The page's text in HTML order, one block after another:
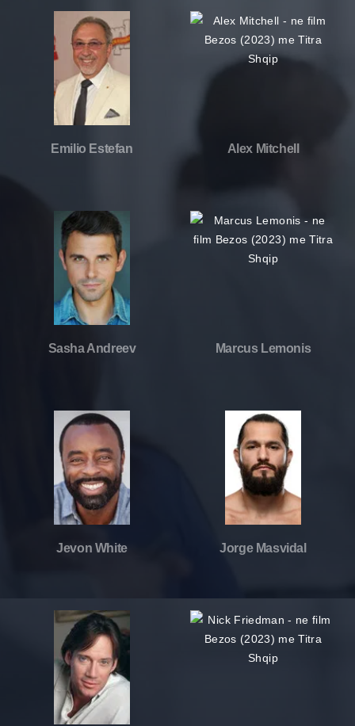
Emilio Estefan Alex Mitchell
Sasha Andreev Marcus Lemonis
Jevon White Jorge Masvidal